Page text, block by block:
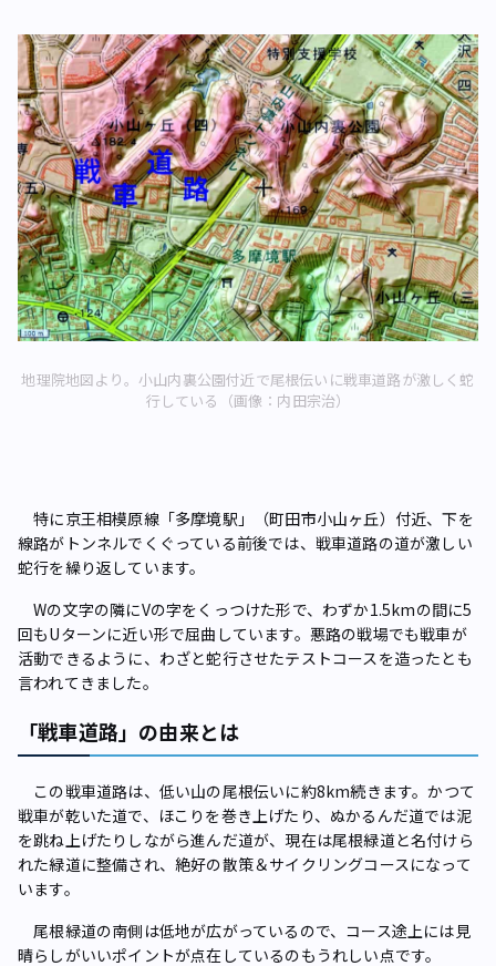
地理院地図より。小山内裏公園付近で尾根伝いに戦車道路が激しく蛇
行している（画像：内田宗治）
特に京王相模原線「多摩境駅」（町田市小山ヶ丘）付近、下を
線路がトンネルでくぐっている前後では、戦車道路の道が激しい
蛇行を繰り返しています。
Wの文字の隣にVの字をくっつけた形で、わずか1.5kmの間に5
回もUターンに近い形で屈曲しています。悪路の戦場でも戦車が
活動できるように、わざと蛇行させたテストコースを造ったとも
言われてきました。
「戦車道路」の由来とは
この戦車道路は、低い山の尾根伝いに約8km続きます。かつて
戦車が乾いた道で、ほこりを巻き上げたり、ぬかるんだ道では泥
を跳ね上げたりしながら進んだ道が、現在は尾根緑道と名付けら
れた緑道に整備され、絶好の散策＆サイクリングコースになって
います。
尾根緑道の南側は低地が広がっているので、コース途上には見
晴らしがいいポイントが点在しているのもうれしい点です。